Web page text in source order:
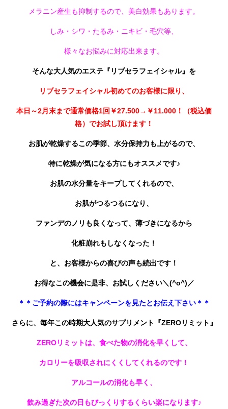
メラニン産生も抑制するので、美白効果もあります。
しみ・シワ・たるみ・ニキビ・毛穴等、
様々なお悩みに対応出来ます。
そんな大人気のエステ『リブセラフェイシャル』を
リブセラフェイシャル初めてのお客様に限り、
本日～2月末まで通常価格1回￥27.500→￥11.000！（税込価
格）でお試し頂けます！
お肌が乾燥するこの季節、水分保持力も上がるので、
特に乾燥が気になる方にもオススメです♪
お肌の水分量をキープしてくれるので、
お肌がつるつるになり、
ファンデのノリも良くなって、薄づきになるから
化粧崩れもしなくなった！
と、お客様からの喜びの声も続出です！
お得なこの機会に是非、お試しください＼(^o^)／
＊＊ご予約の際にはキャンペーンを見たとお伝え下さい＊＊
さらに、毎年この時期大人気のサプリメント『ZEROリミット』
ZEROリミットは、食べた物の消化を早くして、
カロリーを吸収されにくくしてくれるのです！
アルコールの消化も早く、
飲み過ぎた次の日もびっくりするくらい楽になります♪